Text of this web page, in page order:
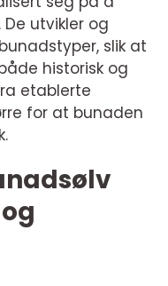
utvikler og
slik at
historisk og
etablerte
for at bunaden